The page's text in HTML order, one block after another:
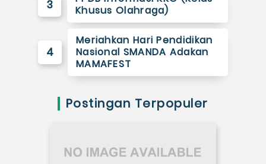
3
Khusus Olahraga)
4
Meriahkan Hari Pendidikan
Nasional SMANDA Adakan
MAMAFEST
Postingan Terpopuler